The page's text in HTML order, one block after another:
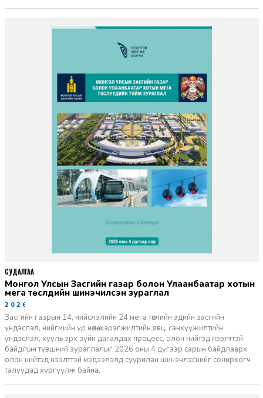
Монгол Улсын Засгийн газар болон Улаанбаатар хотын
мега төслүүдийн шинэчилсэн зураглал
2026-06-29
Засгийн газрын 14, нийслэлийн 24 мега төслийн эдийн засгийн
үндэслэл, нийгмийн үр нөлөө, хэрэгжилтийн явц, санхүүжилтийн
үндэслэл, хууль эрх зүйн дагалдах процесс, олон нийтэд нээлттэй
байдлын түвшний зураглалыг 2026 оны 4 дүгээр сарын байдлаарх
олон нийтэд нээлттэй мэдээлэлд суурилан шинэчлэснийг сонирхогч
талуудад хүргүүлж байна.
СУДАЛГАА